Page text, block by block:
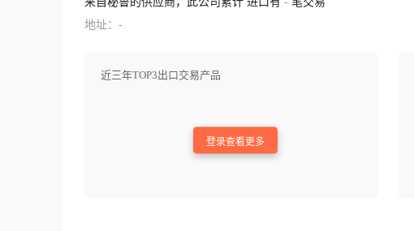
地址：-
近三年TOP3出口交易产品
登录查看更多